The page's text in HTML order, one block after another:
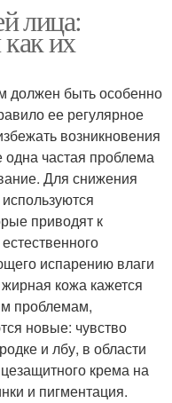
лица:
их
должен быть особенно
ее регулярное
возникновения
частая проблема
Для снижения
приводят к
испарению влаги
кожа кажется
проблемам,
новые: чувство
и лбу, в области
крема на
и пигментация.